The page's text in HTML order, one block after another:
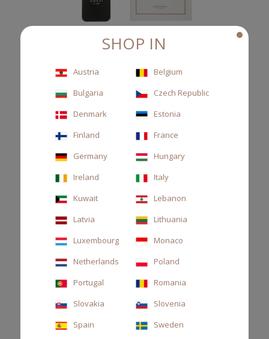
DIFFUSORE AUTO NERO MEDITERRANEA
Diffusore auto in pelle, arancia amara, limone e neroli
110,00 €
SHOP IN
Austria
Belgium
Bulgaria
Czech Republic
Denmark
Estonia
Finland
France
Germany
Hungary
Ireland
Italy
Kuwait
Lebanon
Latvia
Lithuania
Luxembourg
Monaco
Netherlands
Poland
Portugal
Romania
Slovakia
Slovenia
Spain
Sweden